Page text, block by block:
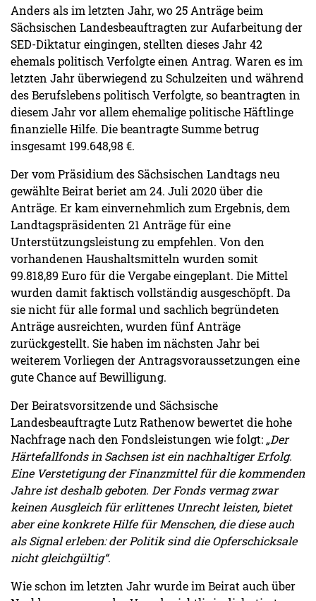
Anders als im letzten Jahr, wo 25 Anträge beim
Sächsischen Landesbeauftragten zur Aufarbeitung der
SED-Diktatur eingingen, stellten dieses Jahr 42
ehemals politisch Verfolgte einen Antrag. Waren es im
letzten Jahr überwiegend zu Schulzeiten und während
des Berufslebens politisch Verfolgte, so beantragten in
diesem Jahr vor allem ehemalige politische Häftlinge
finanzielle Hilfe. Die beantragte Summe betrug
insgesamt 199.648,98 €.
Der vom Präsidium des Sächsischen Landtags neu
gewählte Beirat beriet am 24. Juli 2020 über die
Anträge. Er kam einvernehmlich zum Ergebnis, dem
Landtagspräsidenten 21 Anträge für eine
Unterstützungsleistung zu empfehlen. Von den
vorhandenen Haushaltsmitteln wurden somit
99.818,89 Euro für die Vergabe eingeplant. Die Mittel
wurden damit faktisch vollständig ausgeschöpft. Da
sie nicht für alle formal und sachlich begründeten
Anträge ausreichten, wurden fünf Anträge
zurückgestellt. Sie haben im nächsten Jahr bei
weiterem Vorliegen der Antragsvoraussetzungen eine
gute Chance auf Bewilligung.
Der Beiratsvorsitzende und Sächsische
Landesbeauftragte Lutz Rathenow bewertet die hohe
Nachfrage nach den Fondsleistungen wie folgt: „Der
Härtefallfonds in Sachsen ist ein nachhaltiger Erfolg.
Eine Verstetigung der Finanzmittel für die kommenden
Jahre ist deshalb geboten. Der Fonds vermag zwar
keinen Ausgleich für erlittenes Unrecht leisten, bietet
aber eine konkrete Hilfe für Menschen, die diese auch
als Signal erleben: der Politik sind die Opferschicksale
nicht gleichgültig“.
Wie schon im letzten Jahr wurde im Beirat auch über